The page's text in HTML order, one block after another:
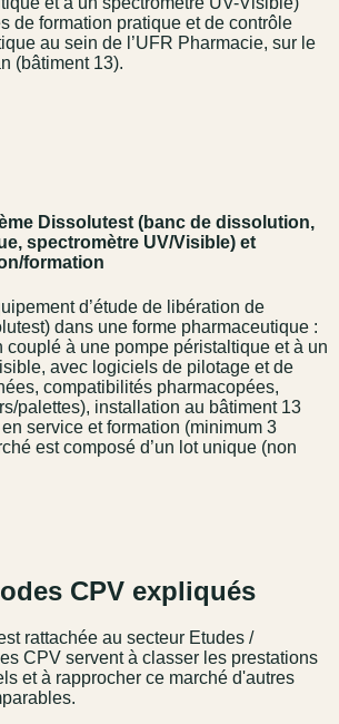
de formation pratique et de contrôle
au sein de l’UFR Pharmacie, sur le
(bâtiment 13).
Dissolutest (banc de dissolution,
spectromètre UV/Visible) et
formation
d’étude de libération de
dans une forme pharmaceutique :
couplé à une pompe péristaltique et à un
avec logiciels de pilotage et de
compatibilités pharmacopées,
palettes), installation au bâtiment 13
service et formation (minimum 3
est composé d’un lot unique (non
CPV expliqués
rattachée au secteur Etudes /
CPV servent à classer les prestations
et à rapprocher ce marché d'autres